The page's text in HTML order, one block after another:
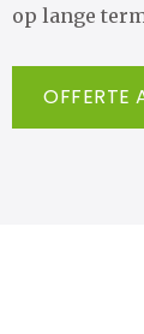
op lange
OFFERTE